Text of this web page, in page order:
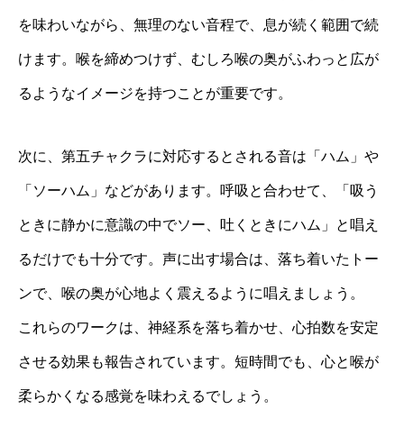
を味わいながら、無理のない音程で、息が続く範囲で続
けます。喉を締めつけず、むしろ喉の奥がふわっと広が
るようなイメージを持つことが重要です。
次に、第五チャクラに対応するとされる音は「ハム」や
「ソーハム」などがあります。呼吸と合わせて、「吸う
ときに静かに意識の中でソー、吐くときにハム」と唱え
るだけでも十分です。声に出す場合は、落ち着いたトー
ンで、喉の奥が心地よく震えるように唱えましょう。
これらのワークは、神経系を落ち着かせ、心拍数を安定
させる効果も報告されています。短時間でも、心と喉が
柔らかくなる感覚を味わえるでしょう。